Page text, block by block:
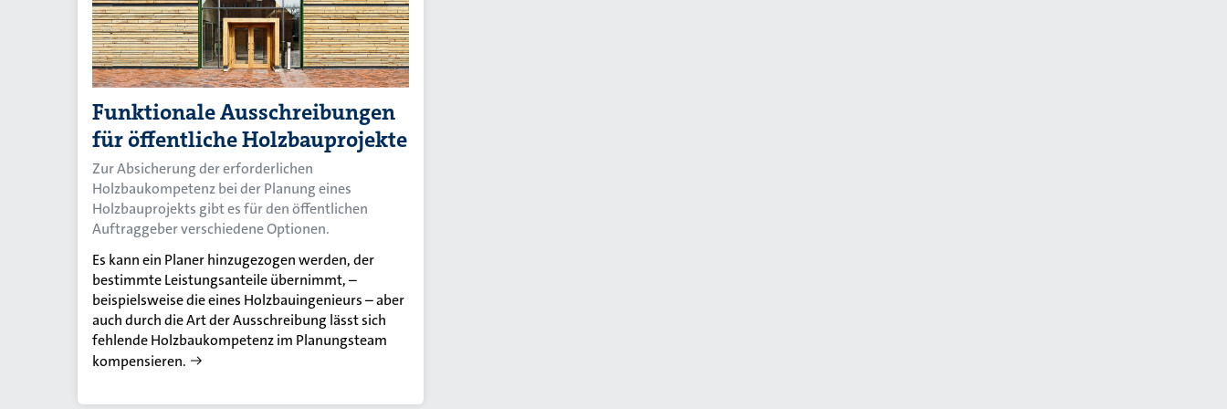
Funktionale Ausschreibungen
für öffentliche Holzbauprojekte
Zur Absicherung der erforderlichen
Holzbaukompetenz bei der Planung eines
Holzbauprojekts gibt es für den öffentlichen
Auftraggeber verschiedene Optionen.
Es kann ein Planer hinzugezogen werden, der
bestimmte Leistungsanteile übernimmt, –
beispielsweise die eines Holzbauingenieurs – aber
auch durch die Art der Ausschreibung lässt sich
fehlende Holzbaukompetenz im Planungsteam
kompensieren.